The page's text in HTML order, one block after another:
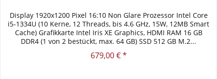
Display 1920x1200 Pixel 16:10 Non Glare Prozessor Intel Core
i5-1334U (10 Kerne, 12 Threads, bis 4.6 GHz, 15W, 12MB Smart
Cache) Grafikkarte Intel Iris XE Graphics, HDMI RAM 16 GB
DDR4 (1 von 2 bestückt, max. 64 GB) SSD 512 GB M.2...
679,00 € *